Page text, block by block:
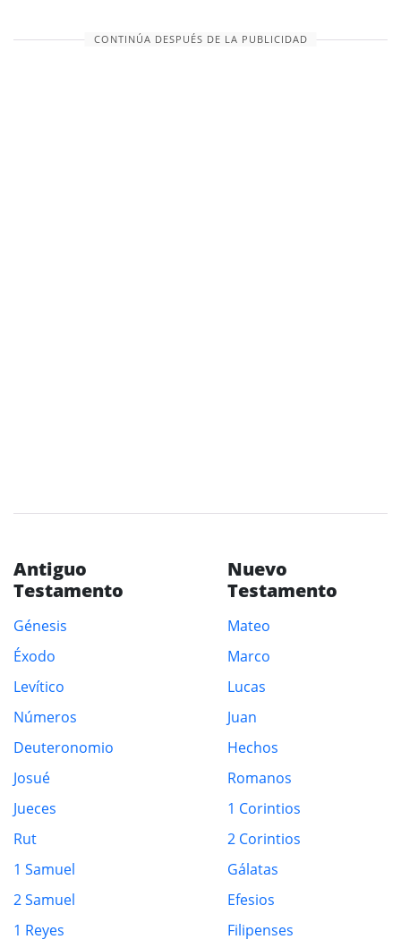
CONTINÚA DESPUÉS DE LA PUBLICIDAD
Antiguo
Testamento
Génesis
Éxodo
Levítico
Números
Deuteronomio
Josué
Jueces
Rut
1 Samuel
2 Samuel
1 Reyes
Nuevo
Testamento
Mateo
Marco
Lucas
Juan
Hechos
Romanos
1 Corintios
2 Corintios
Gálatas
Efesios
Filipenses